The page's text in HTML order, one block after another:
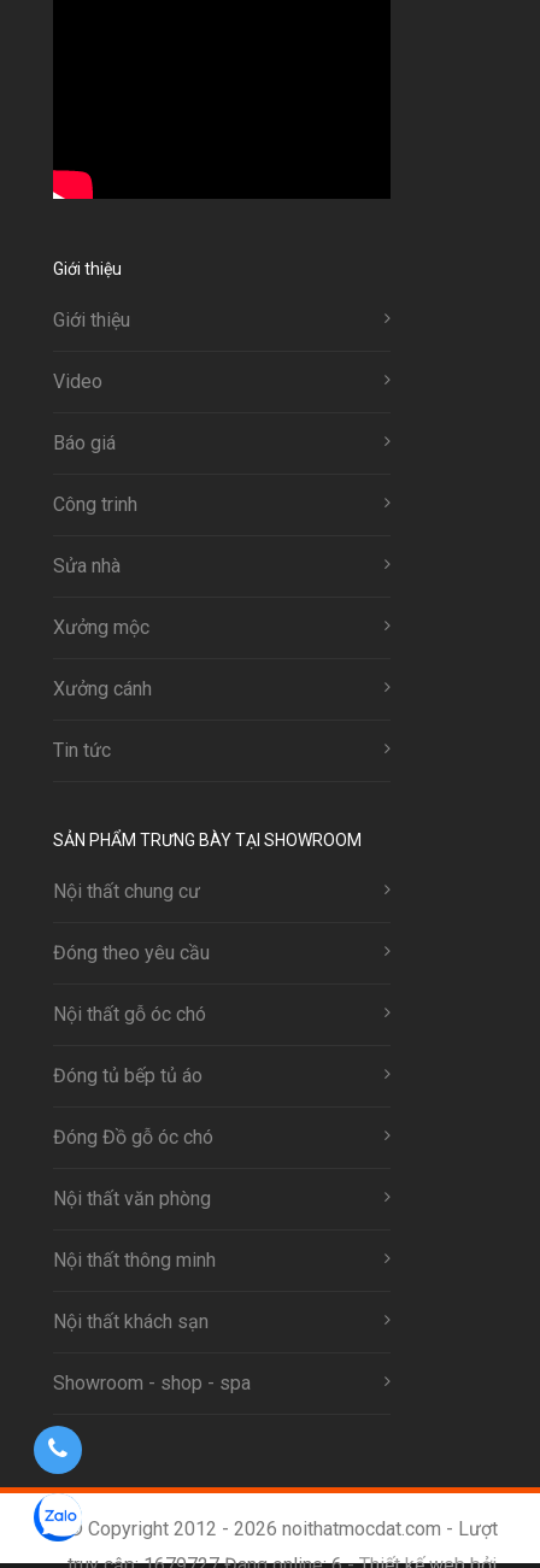
Giới thiệu
Giới thiệu
Video
Báo giá
Công trinh
Sửa nhà
Xưởng mộc
Xưởng cánh
Tin tức
SẢN PHẨM TRƯNG BÀY TẠI SHOWROOM
Nội thất chung cư
Đóng theo yêu cầu
Nội thất gỗ óc chó
Đóng tủ bếp tủ áo
Đóng Đồ gỗ óc chó
Nội thất văn phòng
Nội thất thông minh
Nội thất khách sạn
Showroom - shop - spa
© Copyright 2012 - 2026 noithatmocdat.com - Lượt